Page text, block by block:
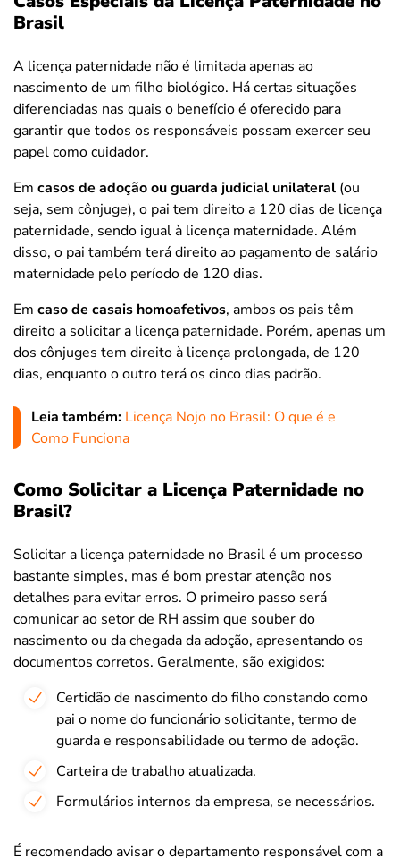
Brasil
A licença paternidade não é limitada apenas ao
nascimento de um filho biológico. Há certas situações
diferenciadas nas quais o benefício é oferecido para
garantir que todos os responsáveis possam exercer seu
papel como cuidador.
Em casos de adoção ou guarda judicial unilateral (ou
seja, sem cônjuge), o pai tem direito a 120 dias de licença
paternidade, sendo igual à licença maternidade. Além
disso, o pai também terá direito ao pagamento de salário
maternidade pelo período de 120 dias.
Em caso de casais homoafetivos, ambos os pais têm
direito a solicitar a licença paternidade. Porém, apenas um
dos cônjuges tem direito à licença prolongada, de 120
dias, enquanto o outro terá os cinco dias padrão.
Leia também: Licença Nojo no Brasil: O que é e
Como Funciona
Como Solicitar a Licença Paternidade no
Brasil?
Solicitar a licença paternidade no Brasil é um processo
bastante simples, mas é bom prestar atenção nos
detalhes para evitar erros. O primeiro passo será
comunicar ao setor de RH assim que souber do
nascimento ou da chegada da adoção, apresentando os
documentos corretos. Geralmente, são exigidos:
Certidão de nascimento do filho constando como
pai o nome do funcionário solicitante, termo de
guarda e responsabilidade ou termo de adoção.
Carteira de trabalho atualizada.
Formulários internos da empresa, se necessários.
É recomendado avisar o departamento responsável com a